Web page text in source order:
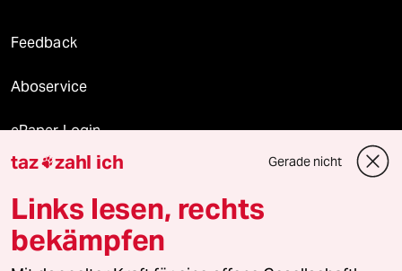
Feedback
Aboservice
ePaper Login
Downloads für Abonnierende
© 2026 taz Verlags und Vertriebs GmbH
taz zahl ich Gerade nicht
Links lesen, rechts
bekämpfen